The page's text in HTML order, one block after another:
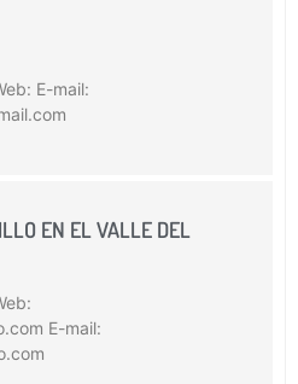
E-mail:
EN EL VALLE DEL
E-mail: